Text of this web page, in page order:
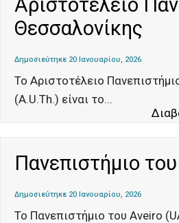
Αριστοτέλειο
Θεσσαλονίκης
Δημοσιεύτηκε 20 Ιανουαρίου, 2026
Το Αριστοτέλειο
(A.U.Th.) είναι το...
Πανεπιστήμιο
Δημοσιεύτηκε 20 Ιανουαρίου, 2026
Το Πανεπιστήμιο του Aveiro